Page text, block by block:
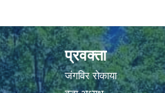
प्रवक्ता
जंगविर रोकाया